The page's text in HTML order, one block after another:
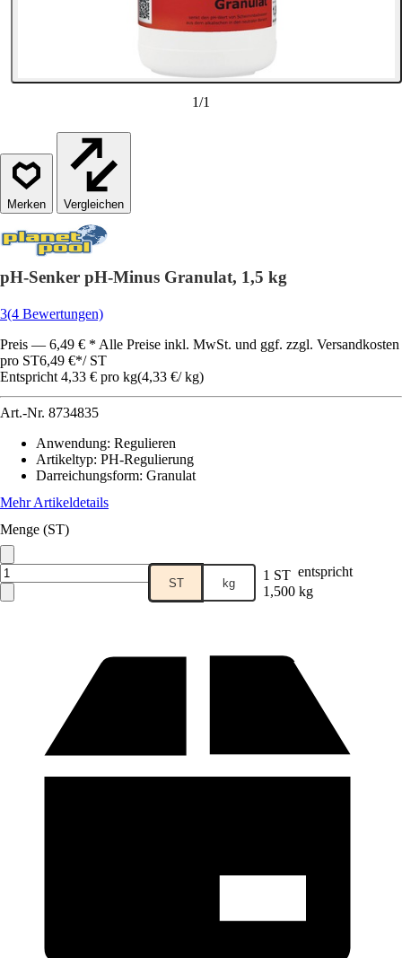
1/1
Vergleichen
pH-Senker pH-Minus Granulat, 1,5 kg
3(4 Bewertungen)
Preis — 6,49 € * Alle Preise inkl. MwSt. und ggf. zzgl. Versandkosten
pro ST6,49 €*/ ST
Entspricht 4,33 € pro kg(4,33 €/ kg)
Art.-Nr. 8734835
Anwendung: Regulieren
Artikeltyp: PH-Regulierung
Darreichungsform: Granulat
Mehr Artikeldetails
Menge (ST)
ST kg 1 ST entspricht
1,500 kg